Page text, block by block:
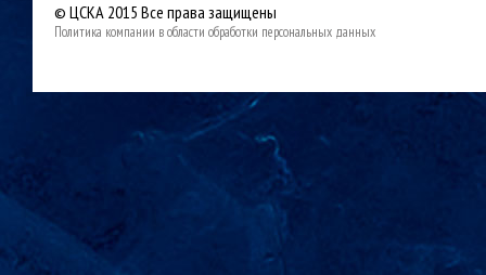
© ЦСКА 2015 Все права защищены
Политика компании в области обработки персональных данных